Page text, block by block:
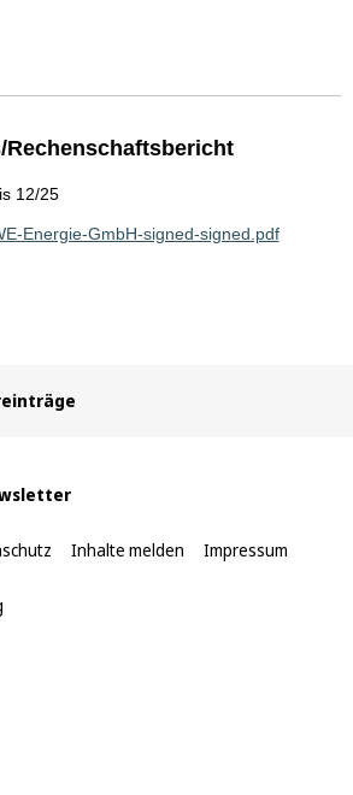
12/25
Energie-GmbH-signed-signed.pdf
Inhalte melden Impressum